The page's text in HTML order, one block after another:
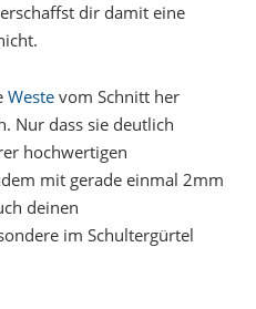
dir damit eine
Weste vom Schnitt her
Nur dass sie deutlich
hochwertigen
mit gerade einmal 2mm
deinen
im Schultergürtel